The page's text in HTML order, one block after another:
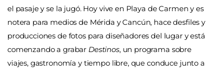
el pasaje y se la jugó. Hoy vive en Playa de Carmen y es
notera para medios de Mérida y Cancún, hace desfiles y
producciones de fotos para diseñadores del lugar y está
comenzando a grabar Destinos, un programa sobre
viajes, gastronomía y tiempo libre, que conduce junto a